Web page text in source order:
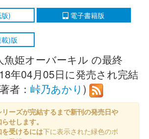
) 電子書籍版
)版
魚姫オーバーキル の最終
年04月05日に発売され完結
者： 峠乃あかり )
ーズが完結するまで新刊の発売日や
せします。
を受けるには下に表示された緑色のボ